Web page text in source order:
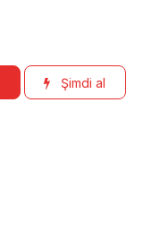
Şimdi al